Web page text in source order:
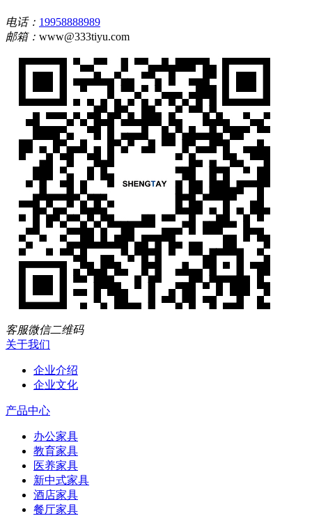
电话： 19958888989
邮箱： www@333tiyu.com
客服微信二维码
关于我们
企业介绍
企业文化
产品中心
办公家具
教育家具
医养家具
新中式家具
酒店家具
餐厅家具